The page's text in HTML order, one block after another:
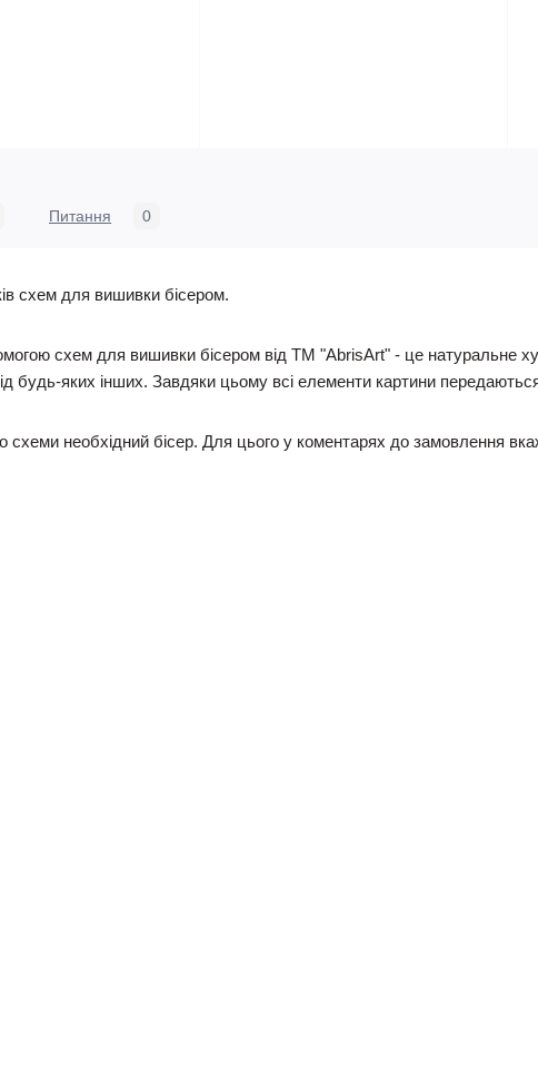
Питання 0
схем для вишивки бісером.
схем для вишивки бісером від ТМ "AbrisArt" - це натуральне
будь-яких інших. Завдяки цьому всі елементи картини
необхідний бісер. Для цього у коментарях до замовлення